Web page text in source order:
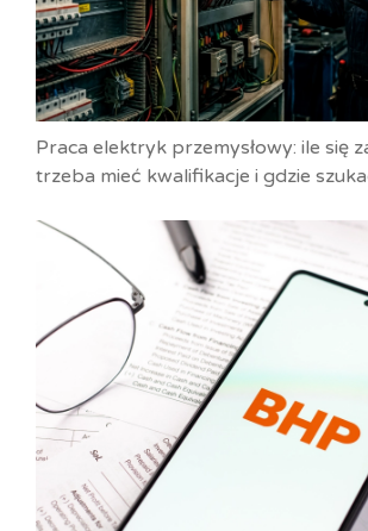
Praca elektryk przemysłowy: ile się
trzeba mieć kwalifikacje i gdzie